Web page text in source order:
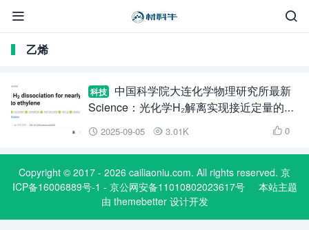


乙烯
科技
中国科学院大连化学物理研究所最新
Science：光化学H₂解离实现接近定量的
CO₂还原制乙烯
 2025-09-05  3.01K  0
Copyright © 2017 - 2026 cailiaoniu.com. All rights reserved. 京
ICP备16006889号-1 - 京公网安备11010802023617号
本站主题
由 themebetter设计开发